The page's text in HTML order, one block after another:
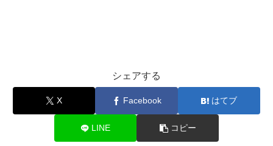
シェアする
X Facebook はてブ
LINE コピー